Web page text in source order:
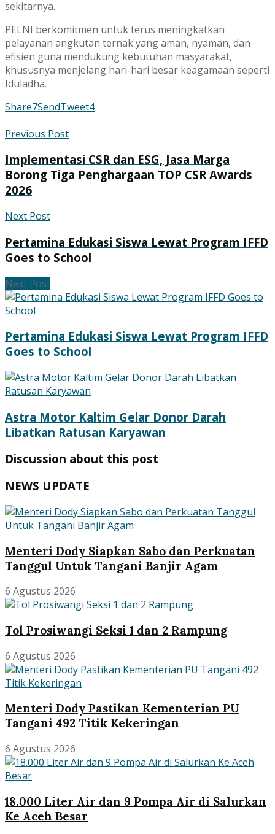
sekitarnya.
PELNI berkomitmen untuk terus meningkatkan
pelayanan angkutan ternak yang aman, nyaman, dan
efisien guna mendukung kebutuhan masyarakat,
khususnya menjelang hari-hari besar keagamaan seperti
Iduladha.
Share7SendTweet4
Previous Post
Implementasi CSR dan ESG, Jasa Marga
Borong Tiga Penghargaan TOP CSR Awards
2026
Next Post
Pertamina Edukasi Siswa Lewat Program IFFD
Goes to School
Next Post
Pertamina Edukasi Siswa Lewat Program IFFD
Goes to School
Astra Motor Kaltim Gelar Donor Darah
Libatkan Ratusan Karyawan
Discussion about this post
NEWS UPDATE
Menteri Dody Siapkan Sabo dan Perkuatan
Tanggul Untuk Tangani Banjir Agam
6 Agustus 2026
Tol Prosiwangi Seksi 1 dan 2 Rampung
6 Agustus 2026
Menteri Dody Pastikan Kementerian PU
Tangani 492 Titik Kekeringan
6 Agustus 2026
18.000 Liter Air dan 9 Pompa Air di Salurkan
Ke Aceh Besar